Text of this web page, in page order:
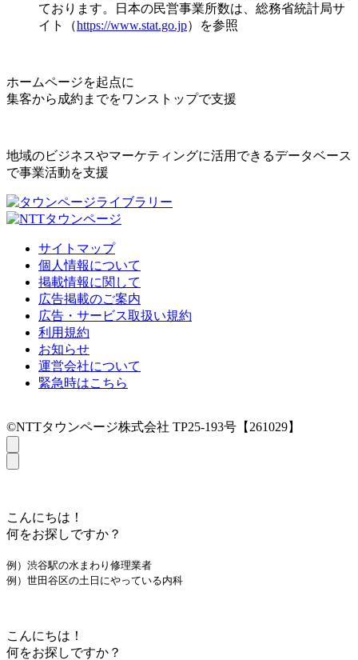
ております。日本の民営事業所数は、総務省統計局サ
イト（https://www.stat.go.jp）を参照
ホームページを起点に
集客から成約までをワンストップで支援
地域のビジネスやマーケティングに活用できるデータベース
で事業活動を支援
サイトマップ
個人情報について
掲載情報に関して
広告掲載のご案内
広告・サービス取扱い規約
利用規約
お知らせ
運営会社について
緊急時はこちら
©NTTタウンページ株式会社 TP25-193号【261029】
こんにちは！
何をお探しですか？
例）渋谷駅の水まわり修理業者
例）世田谷区の土日にやっている内科
こんにちは！
何をお探しですか？